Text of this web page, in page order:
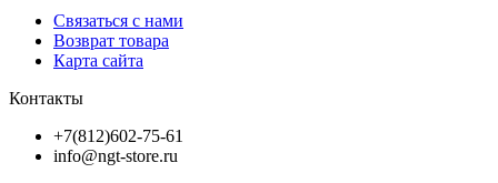
Связаться с нами
Возврат товара
Карта сайта
Контакты
+7(812)602-75-61
info@ngt-store.ru